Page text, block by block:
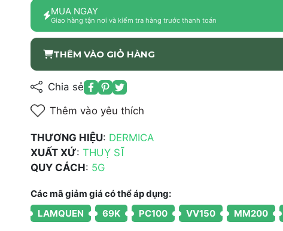
MUA NGAY
Giao hàng tận nơi và kiểm tra hàng trước thanh toán
THÊM VÀO GIỎ HÀNG
Chia sẻ
Thêm vào yêu thích
THƯƠNG HIỆU: DERMICA
XUẤT XỨ: THUỴ SĨ
QUY CÁCH: 5G
Các mã giảm giá có thể áp dụng:
LAMQUEN
69K PC100 VV150 MM200